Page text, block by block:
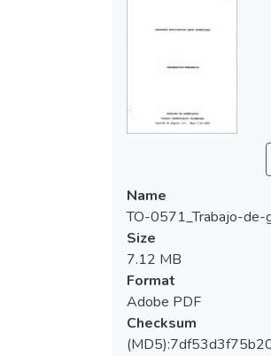
Name
TO-0571_Trabajo-de-
Size
7.12 MB
Format
Adobe PDF
Checksum